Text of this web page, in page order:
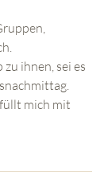
ihnen, sei es
mich mit